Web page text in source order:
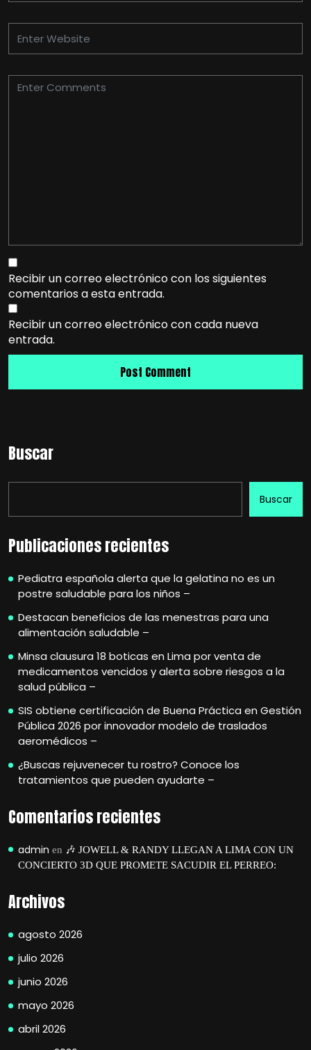
Recibir un correo electrónico con los siguientes
comentarios a esta entrada.
Recibir un correo electrónico con cada nueva
entrada.
Buscar
Buscar
Publicaciones recientes
Pediatra española alerta que la gelatina no es un
postre saludable para los niños –
Destacan beneficios de las menestras para una
alimentación saludable –
Minsa clausura 18 boticas en Lima por venta de
medicamentos vencidos y alerta sobre riesgos a la
salud pública –
SIS obtiene certificación de Buena Práctica en Gestión
Pública 2026 por innovador modelo de traslados
aeromédicos –
¿Buscas rejuvenecer tu rostro? Conoce los
tratamientos que pueden ayudarte –
Comentarios recientes
admin en 🎶 JOWELL & RANDY LLEGAN A LIMA CON UN
CONCIERTO 3D QUE PROMETE SACUDIR EL PERREO:
Archivos
agosto 2026
julio 2026
junio 2026
mayo 2026
abril 2026